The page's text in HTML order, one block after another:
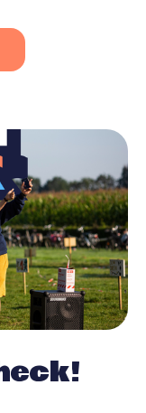
van ontbijt